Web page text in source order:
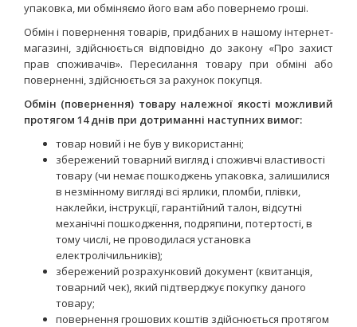
упаковка, ми обміняємо його вам або повернемо гроші.
Обмін і повернення товарів, придбаних в нашому інтернет-
магазині, здійснюється відповідно до закону «Про захист
прав споживачів». Пересилання товару при обміні або
поверненні, здійснюється за рахунок покупця.
Обмін (повернення) товару належної якості можливий
протягом 14 днів при дотриманні наступних вимог:
товар новий і не був у використанні;
збережений товарний вигляд і споживчі властивості
товару (чи немає пошкоджень упаковка, залишилися
в незмінному вигляді всі ярлики, пломби, плівки,
наклейки, інструкції, гарантійний талон, відсутні
механічні пошкодження, подряпини, потертості, в
тому числі, не проводилася установка
електролічильників);
збережений розрахунковий документ (квитанція,
товарний чек), який підтверджує покупку даного
товару;
повернення грошових коштів здійснюється протягом